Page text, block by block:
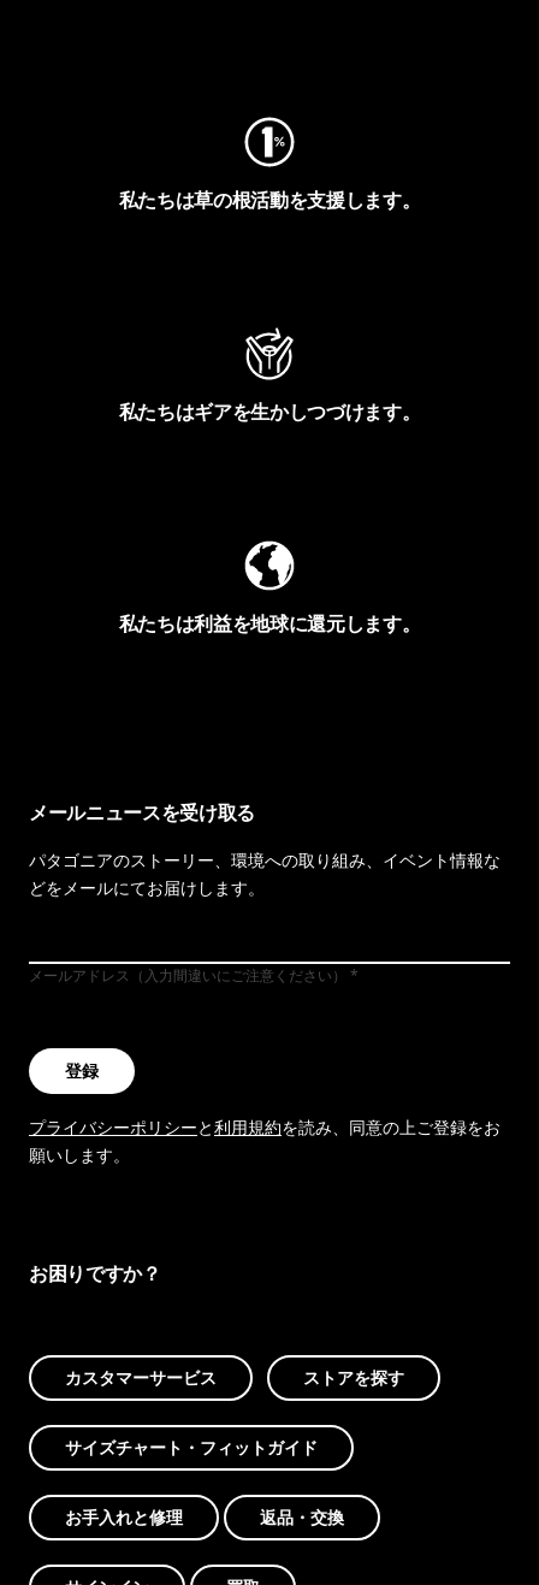
私たちは草の根活動を支援します。
私たちはギアを生かしつづけます。
私たちは利益を地球に還元します。
メールニュースを受け取る
パタゴニアのストーリー、環境への取り組み、イベント情報な
どをメールにてお届けします。
メールアドレス（入力間違いにご注意ください）
登録
プライバシーポリシーと利用規約を読み、同意の上ご登録をお
願いします。
お困りですか？
カスタマーサービス ストアを探す
サイズチャート・フィットガイド
お手入れと修理 返品・交換